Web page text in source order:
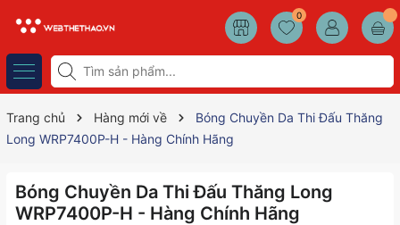
0
Trang chủ Hàng mới về
Bóng Chuyền Da Thi Đấu Thăng
Long WRP7400P-H - Hàng Chính Hãng
Bóng Chuyền Da Thi Đấu Thăng Long
WRP7400P-H - Hàng Chính Hãng